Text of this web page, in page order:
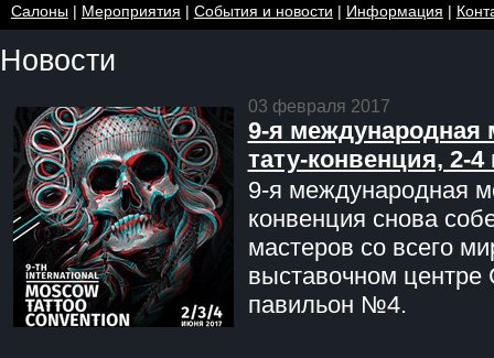
Салоны| Мероприятия | События и новости | Информация |
Новости
03 февраля 2017
9-я международная
тату-конвенция, 2-
9-я международная
конвенция снова
мастеров со всего
выставочном центре
павильон №4.